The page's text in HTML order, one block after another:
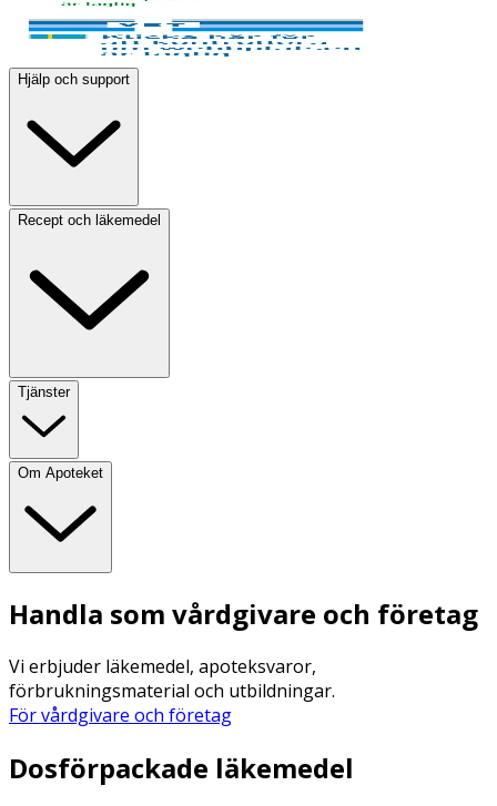
Hjälp och support
Recept och läkemedel
Tjänster
Om Apoteket
Handla som vårdgivare och företag
Vi erbjuder läkemedel, apoteksvaror,
förbrukningsmaterial och utbildningar.
För vårdgivare och företag
Dosförpackade läkemedel